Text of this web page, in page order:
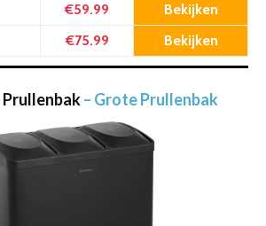
€59.99 Bekijken
€75.99 Bekijken
Prullenbak– Grote Prullenbak